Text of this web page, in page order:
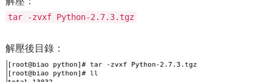
tar -zvxf Python-2.7.3.tgz
解壓後目錄：